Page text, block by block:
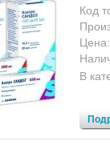
Код
Цена:
В